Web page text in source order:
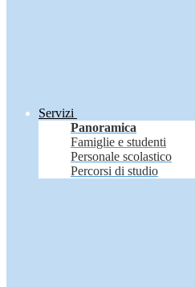
Servizi
Panoramica
Famiglie e studenti
Personale scolastico
Percorsi di studio